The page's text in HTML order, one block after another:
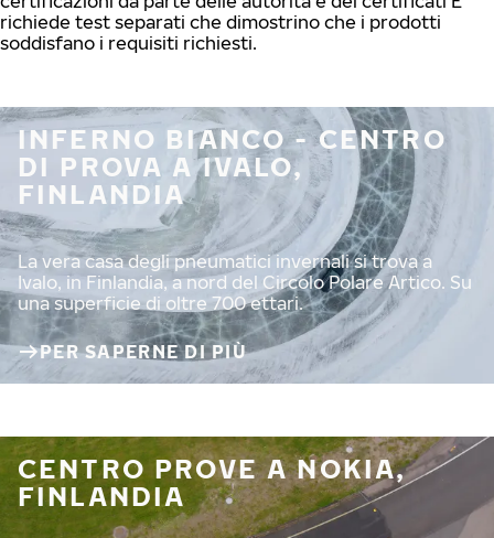
richiede test separati che dimostrino che i prodotti
soddisfano i requisiti richiesti.
INFERNO BIANCO - CENTRO
DI PROVA A IVALO,
FINLANDIA
La vera casa degli pneumatici invernali si trova a
Ivalo, in Finlandia, a nord del Circolo Polare Artico. Su
una superficie di oltre 700 ettari.
PER SAPERNE DI PIÙ
CENTRO PROVE A NOKIA,
FINLANDIA